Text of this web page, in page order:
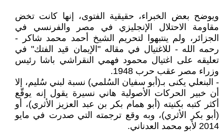
ويوضح بعض الخبراء، حقيقية الفتوى، إنها كانت تخض
مقاومة الاحتلال الإنجليزي في مصر والفرنسي في
الجزائر، ولم ينتبهوا لتحريم الشيخ أحمد محمد شاكر -
رحمه الله - للاغتيال في مقاله "الإيمان قيد الفتك" في
تعليقه على اغتيال محمود فهمي النقراشي باشا رئيس
وزراء مصر عقب حرب 1948.
- البنعلي يكنى بـ(أبو سفيان السُلمي) نسبة لبني سُليم، إلا
أن خبير الحركات الأصولية هاني نسيرة يقول إنه يوقّع
أكثر كتبه بكنيته (أبو همام بكر بن عبد العزيز الأثري)، أو
(أبو بكر الأثري)، وبه وقع ترجمته التي صدرت في مايو
2014 لأبو محمد العدناني.